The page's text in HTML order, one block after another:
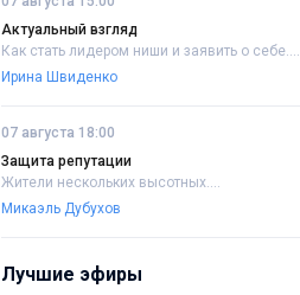
Актуальный взгляд
Как стать лидером ниши и заявить о себе....
Ирина Швиденко
07 августа 18:00
Защита репутации
Жители нескольких высотных....
Микаэль Дубухов
Лучшие эфиры